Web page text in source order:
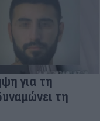
για τη
τη